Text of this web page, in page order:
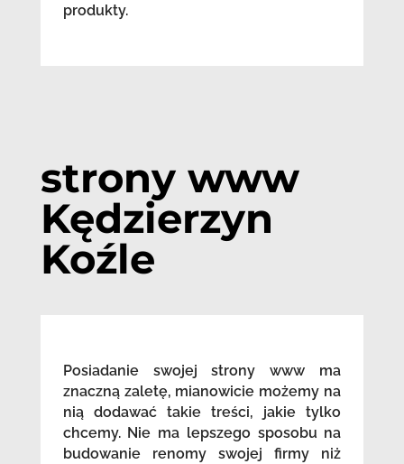
produkty.
strony www
Kędzierzyn
Koźle
Posiadanie swojej strony www ma
znaczną zaletę, mianowicie możemy na
nią dodawać takie treści, jakie tylko
chcemy. Nie ma lepszego sposobu na
budowanie renomy swojej firmy niż